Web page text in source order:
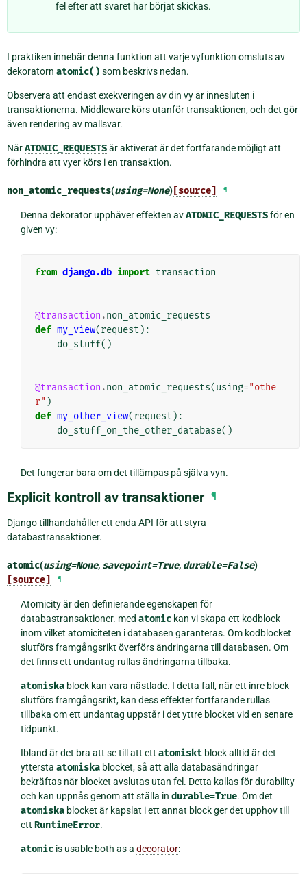
fel efter att svaret har börjat skickas.
I praktiken innebär denna funktion att varje vyfunktion omsluts av
dekoratorn atomic() som beskrivs nedan.
Observera att endast exekveringen av din vy är innesluten i
transaktionerna. Middleware körs utanför transaktionen, och det gör
även rendering av mallsvar.
NärATOMIC_REQUESTSär aktiverat är det fortfarande möjligt att
förhindra att vyer körs i en transaktion.
non_atomic_requests(using=None) [source] ¶
Denna dekorator upphäver effekten avATOMIC_REQUESTSför en
given vy:
from django.db import transaction
@transaction .non_atomic_requests
def my_view(request ):
do_stuff()
@transaction .non_atomic_requests(using="othe
r" )
def my_other_view(request ):
do_stuff_on_the_other_database()
Det fungerar bara om det tillämpas på själva vyn.
Explicit kontroll av transaktioner ¶
Django tillhandahåller ett enda API för att styra
databastransaktioner.
atomic(using=None, savepoint=True, durable=False)
[source] ¶
Atomicity är den definierande egenskapen för
databastransaktioner. med atomickan vi skapa ett kodblock
inom vilket atomiciteten i databasen garanteras. Om kodblocket
slutförs framgångsrikt överförs ändringarna till databasen. Om
det finns ett undantag rullas ändringarna tillbaka.
atomiskablock kan vara nästlade. I detta fall, när ett inre block
slutförs framgångsrikt, kan dess effekter fortfarande rullas
tillbaka om ett undantag uppstår i det yttre blocket vid en senare
tidpunkt.
Ibland är det bra att se till att ett atomisktblock alltid är det
yttersta atomiskablocket, så att alla databasändringar
bekräftas när blocket avslutas utan fel. Detta kallas för durability
och kan uppnås genom att ställa in durable=True. Om det
atomiskablocket är kapslat i ett annat block ger det upphov till
ett RuntimeError.
atomicis usable both as a decorator: